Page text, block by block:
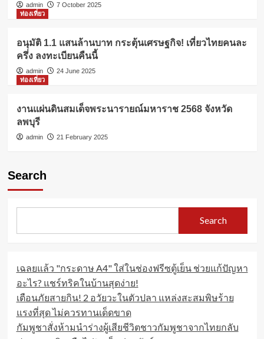
admin
7 October 2025
ท่องเที่ยว
อนุมัติ 1.1 แสนล้านบาท กระตุ้นเศรษฐกิจ! เที่ยวไทยคนละ
ครึ่ง ลงทะเบียนคืนนี้
admin
24 June 2025
ท่องเที่ยว
งานแผ่นดินสมเด็จพระนารายณ์มหาราช 2568 จังหวัด
ลพบุรี
admin 21 February 2025
Search
Search
เฉลยแล้ว "กระดาษ A4" ใส่ในช่องฟรีซตู้เย็น ช่วยแก้ปัญหา
อะไร? แชร์ทริคในบ้านสุดง่าย!
เตือนภัยสายกิน! 2 อวัยวะในตัวปลา แหล่งสะสมพิษร้าย
แรงที่สุด ไม่ควรทานเด็ดขาด
กัมพูชาสั่งห้ามนำร่างผู้เสียชีวิตชาวกัมพูชาจากไทยกลับ